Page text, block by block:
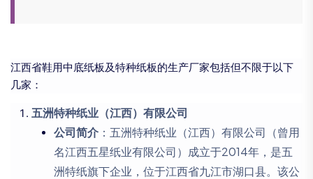
江西省鞋用中底纸板及特种纸板的生产厂家包括但不限于以下
几家：
五洲特种纸业（江西）有限公司
公司简介 ：五洲特种纸业（江西）有限公司（曾用
名江西五星纸业有限公司）成立于2014年，是五
洲特纸旗下企业，位于江西省九江市湖口县。该公